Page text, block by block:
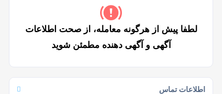
لطفا پیش از هرگونه معامله، از صحت اطلاعات
آگهی و آگهی دهنده مطمئن شوید
اطلاعات تماس